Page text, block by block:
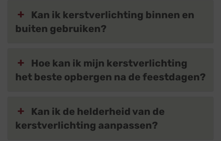
Kan ik kerstverlichting binnen en
buiten gebruiken?
Hoe kan ik mijn kerstverlichting
het beste opbergen na de feestdagen?
Kan ik de helderheid van de
kerstverlichting aanpassen?